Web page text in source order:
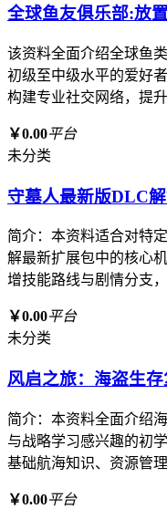
全球鱼友俱乐部:放
该资料全面介绍全球鱼
初级至中级水平的爱好
构建专业社交网络，提
￥0.00平台
未分类
守墓人最新版DLC
简介：本资料适合对特
解最新扩展包中的核心
增技能路线与剧情分支
￥0.00平台
未分类
风启之旅：海盗生
简介：本资料全面介绍
与战略学习感兴趣的初
基础航海知识、资源管
￥0.00平台